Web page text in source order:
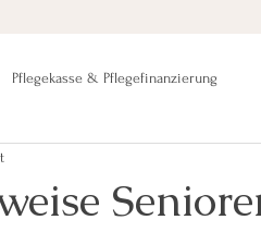
Pflegekasse & Pflegefinanzierung